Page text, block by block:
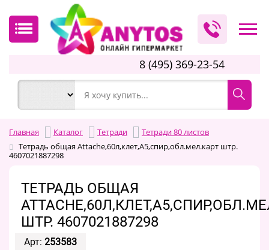
8 (495) 369-23-54
Главная Каталог Тетради
Тетради 80 листов
Тетрадь общая Attache,60л,клет,А5,спир,обл.мел.карт штр.
4607021887298
ТЕТРАДЬ ОБЩАЯ
ШТР. 4607021887298
Арт: 253583